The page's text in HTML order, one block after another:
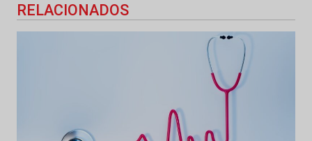
RELACIONADOS